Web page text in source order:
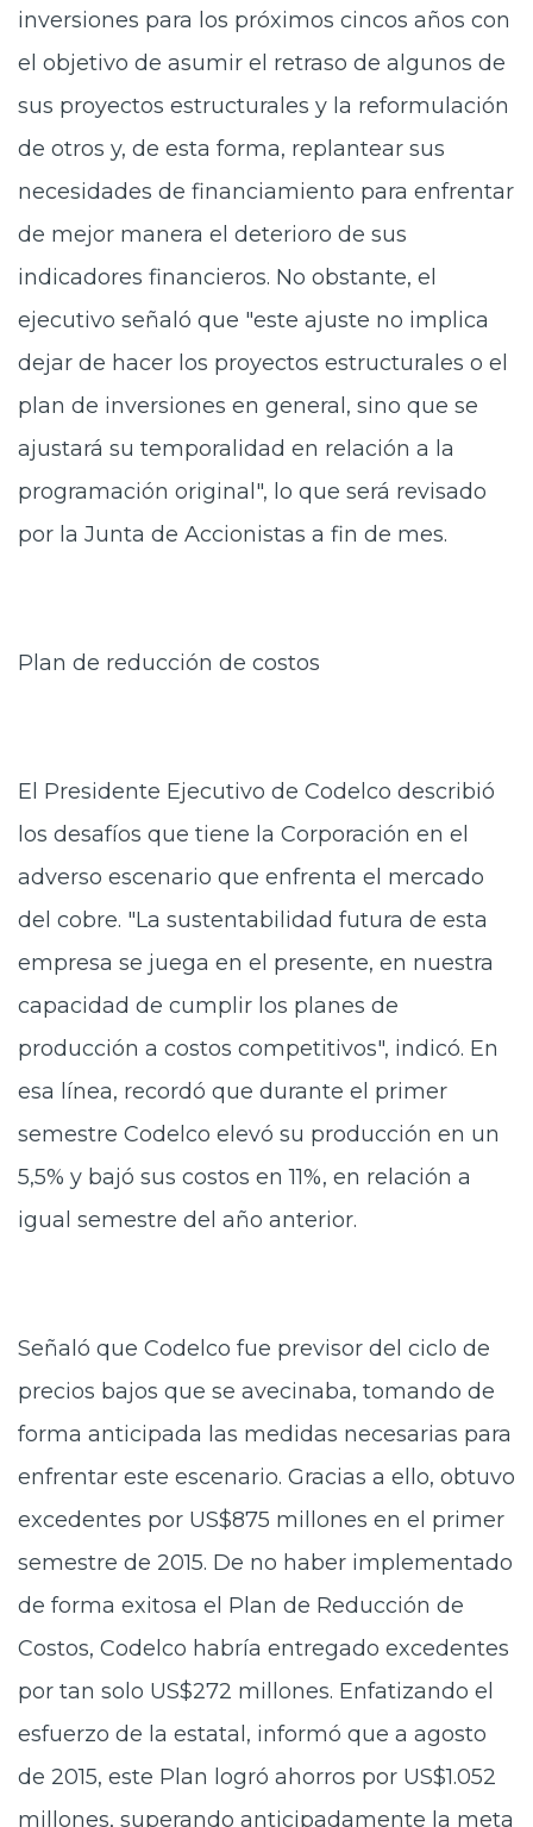
inversiones para los próximos cincos años con
el objetivo de asumir el retraso de algunos de
sus proyectos estructurales y la reformulación
de otros y, de esta forma, replantear sus
necesidades de financiamiento para enfrentar
de mejor manera el deterioro de sus
indicadores financieros. No obstante, el
ejecutivo señaló que "este ajuste no implica
dejar de hacer los proyectos estructurales o el
plan de inversiones en general, sino que se
ajustará su temporalidad en relación a la
programación original", lo que será revisado
por la Junta de Accionistas a fin de mes.
Plan de reducción de costos
El Presidente Ejecutivo de Codelco describió
los desafíos que tiene la Corporación en el
adverso escenario que enfrenta el mercado
del cobre. "La sustentabilidad futura de esta
empresa se juega en el presente, en nuestra
capacidad de cumplir los planes de
producción a costos competitivos", indicó. En
esa línea, recordó que durante el primer
semestre Codelco elevó su producción en un
5,5% y bajó sus costos en 11%, en relación a
igual semestre del año anterior.
Señaló que Codelco fue previsor del ciclo de
precios bajos que se avecinaba, tomando de
forma anticipada las medidas necesarias para
enfrentar este escenario. Gracias a ello, obtuvo
excedentes por US$875 millones en el primer
semestre de 2015. De no haber implementado
de forma exitosa el Plan de Reducción de
Costos, Codelco habría entregado excedentes
por tan solo US$272 millones. Enfatizando el
esfuerzo de la estatal, informó que a agosto
de 2015, este Plan logró ahorros por US$1.052
millones, superando anticipadamente la meta